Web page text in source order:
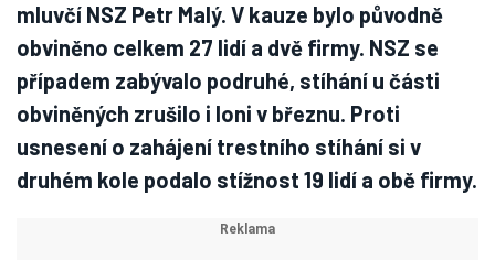
mluvčí NSZ Petr Malý. V kauze bylo původně
obviněno celkem 27 lidí a dvě firmy. NSZ se
případem zabývalo podruhé, stíhání u části
obviněných zrušilo i loni v březnu. Proti
usnesení o zahájení trestního stíhání si v
druhém kole podalo stížnost 19 lidí a obě firmy.